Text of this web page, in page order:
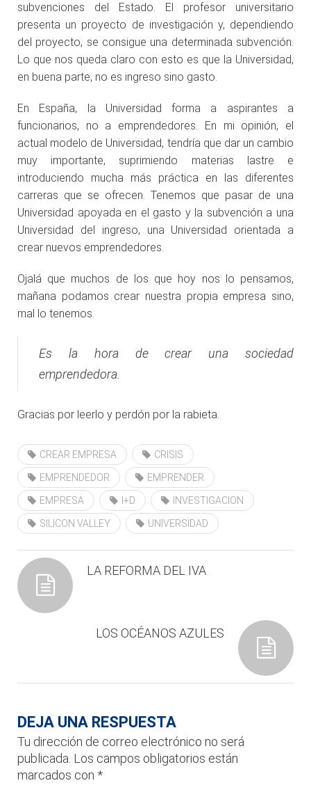
subvenciones del Estado. El profesor universitario
presenta un proyecto de investigación y, dependiendo
del proyecto, se consigue una determinada subvención.
Lo que nos queda claro con esto es que la Universidad,
en buena parte, no es ingreso sino gasto.
En España, la Universidad forma a aspirantes a
funcionarios, no a emprendedores. En mi opinión, el
actual modelo de Universidad, tendría que dar un cambio
muy importante, suprimiendo materias lastre e
introduciendo mucha más práctica en las diferentes
carreras que se ofrecen. Tenemos que pasar de una
Universidad apoyada en el gasto y la subvención a una
Universidad del ingreso, una Universidad orientada a
crear nuevos emprendedores.
Ojalá que muchos de los que hoy nos lo pensamos,
mañana podamos crear nuestra propia empresa sino,
mal lo tenemos.
Es la hora de crear una sociedad
emprendedora.
Gracias por leerlo y perdón por la rabieta.
CREAR EMPRESA CRISIS
EMPRENDEDOR EMPRENDER
EMPRESA I+D INVESTIGACION
SILICON VALLEY UNIVERSIDAD
LA REFORMA DEL IVA
LOS OCÉANOS AZULES
DEJA UNA RESPUESTA
Tu dirección de correo electrónico no será
publicada. Los campos obligatorios están
marcados con *